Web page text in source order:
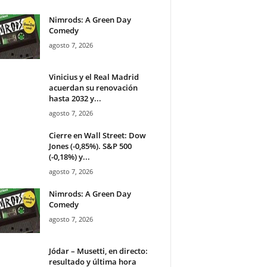
Nimrods: A Green Day
Comedy
agosto 7, 2026
Vinicius y el Real Madrid
acuerdan su renovación
hasta 2032 y...
agosto 7, 2026
Cierre en Wall Street: Dow
Jones (-0,85%). S&P 500
(-0,18%) y...
agosto 7, 2026
Nimrods: A Green Day
Comedy
agosto 7, 2026
Jódar – Musetti, en directo:
resultado y última hora